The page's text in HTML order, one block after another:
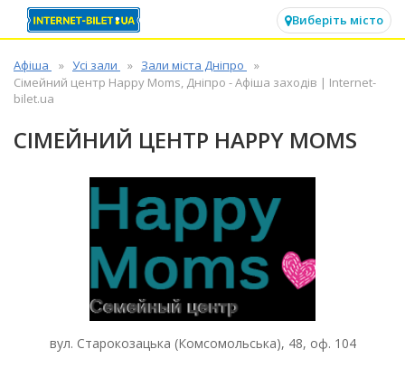
Виберіть місто
Афіша Усі зали
Зали міста Дніпро
Сімейний центр Happy Moms, Дніпро - Афіша заходів | Internet-
bilet.ua
СІМЕЙНИЙ ЦЕНТР HAPPY MOMS
вул. Старокозацька (Комсомольська), 48, оф. 104